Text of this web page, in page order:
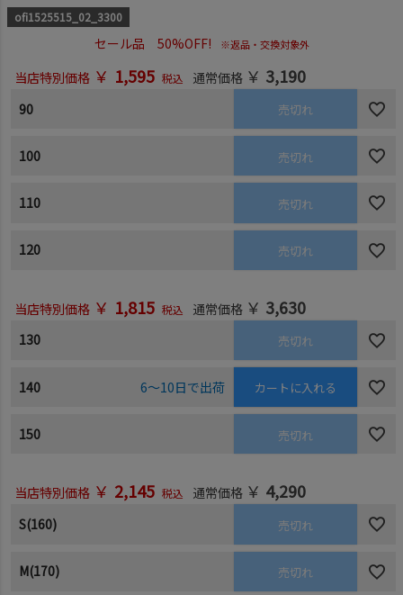
ofi1525515_02_3300
セール品 50%OFF! ※返品・交換対象外
当店特別価格 ￥ 1,595 税込 通常価格 ￥ 3,190
90 売切れ
100 売切れ
110 売切れ
120 売切れ
当店特別価格 ￥ 1,815 税込 通常価格 ￥ 3,630
130 売切れ
140 6～10日で出荷 カートに入れる
150 売切れ
当店特別価格 ￥ 2,145 税込 通常価格 ￥ 4,290
S(160) 売切れ
M(170) 売切れ